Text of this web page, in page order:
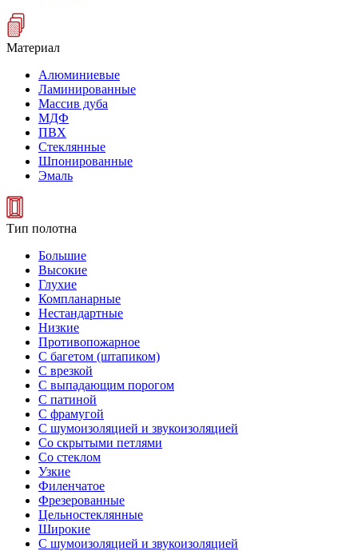
Материал
Алюминиевые
Ламинированные
Массив дуба
МДФ
ПВХ
Стеклянные
Шпонированные
Эмаль
Тип полотна
Большие
Высокие
Глухие
Компланарные
Нестандартные
Низкие
Противопожарное
С багетом (штапиком)
С врезкой
С выпадающим порогом
С патиной
С фрамугой
С шумоизоляцией и звукоизоляцией
Со скрытыми петлями
Со стеклом
Узкие
Филенчатое
Фрезерованные
Цельностеклянные
Широкие
С шумоизоляцией и звукоизоляцией